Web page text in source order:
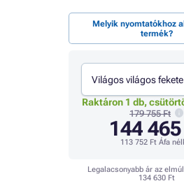
Melyik nyomtatókhoz
termék?
Világos világos fekete
Raktáron 1 db,
179 755 Ft
144
113 752 Ft Áfa
Legalacsonyabb ár az
134 630 Ft